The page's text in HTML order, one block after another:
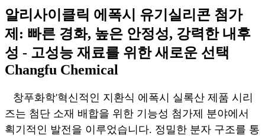
알리사이클릭 에폭시 유기실리콘 첨가
제: 빠른 경화, 높은 안정성, 강력한 내후
성 - 고성능 재료를 위한 새로운 선택
Changfu Chemical
창푸화학'혁신적인 지환식 에폭시 실록산 제품 시리
즈는 첨단 소재 배합을 위한 기능성 첨가제 분야에서
획기적인 발전을 이루었습니다. 정밀한 분자 구조를 통